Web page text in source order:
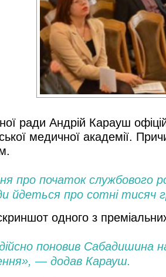
ради Андрій Карауш
медичної академії.
про початок службового
йдеться про сотні тисяч
одного з
поновив
— додав Карауш.